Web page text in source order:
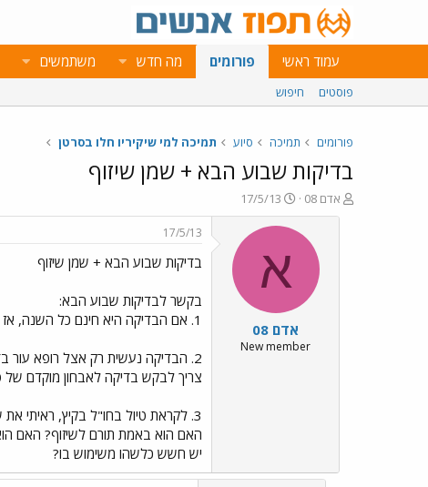
עמוד ראשי פורומים מה חדש משתמשים
פוסטים חיפוש
פורומים תמיכה סיוע תמיכה למי שיקיריו חלו בסרטן
בדיקות שבוע הבא + שמן שיזוף
פ
ו
אדם 08
פ
ו
ר
ם
ב
א
ר
י
17/5/13
א
אדם 08
New member
17/5/13
בדיקות שבוע הבא + שמן שיזוף
בקשר לבדיקות שבוע הבא:
1. אם הבדיקה היא חינם כל השנה, אז הפרסום אמור רק לעודד אנשים. אין פה באמת הנחה. נכון?
2. הבדיקה נעשית רק אצל רופא עור בד"כ. נכון? לא רופא משפחה?
צריך לבקש בדיקה לאבחון מוקדם של
3. לקראת טיול בחו"ל בקיץ, ראיתי את שמני השיזוף הזה של ד"ר פישר (תמונות מצורפות
האם הוא באמת תורם לשיזוף? האם
יש חשש כלשהו משימוש בו?